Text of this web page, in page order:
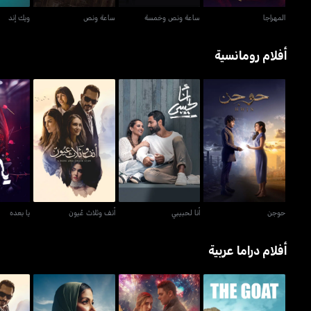
المهراجا ساعة ونص وخمسة ساعة ونص ويك إند
أفلام رومانسية
حوجن
حوجن
أنا لحبيبي
أنا لحبيبي
أنف وثلاث عُيون
أنف وثلاث عُيون يا بعده
أفلام دراما عربية